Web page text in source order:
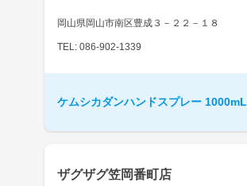
岡山県岡山市南区豊成３－２２－１８
TEL: 086-902-1339
ケムシカダンハンドスプレー 1000mL
ザグザグ笠岡番町店